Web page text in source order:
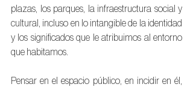
plazas, los parques, la infraestructura social y
cultural, incluso en lo intangible de la identidad
y los significados que le atribuimos al entorno
que habitamos.
Pensar en el espacio público, en incidir en él,